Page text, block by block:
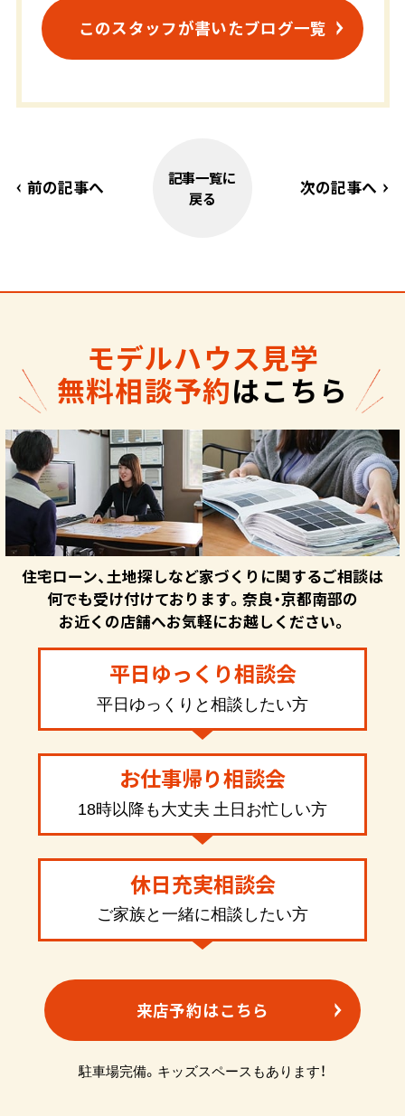
このスタッフが書いたブログ一覧
前の記事へ
記事一覧に
戻る
次の記事へ
モデルハウス見学
無料相談予約はこちら
住宅ローン、土地探しなど家づくりに関するご相談は
何でも受け付けております。奈良・京都南部の
お近くの店舗へお気軽にお越しください。
平日ゆっくり相談会
平日ゆっくりと相談したい方
お仕事帰り相談会
18時以降も大丈夫 土日お忙しい方
休日充実相談会
ご家族と一緒に相談したい方
来店予約はこちら
駐車場完備。キッズスペースもあります！